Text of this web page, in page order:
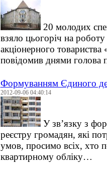
20 молодих
взяло цьогоріч на
акціонерного
повідомив днями голова
Формуванням Єдиного
2012-09-06 04:40:14
У зв’язку з
реєстру громадян, які
умов, просимо всіх, хто
квартирному обліку…